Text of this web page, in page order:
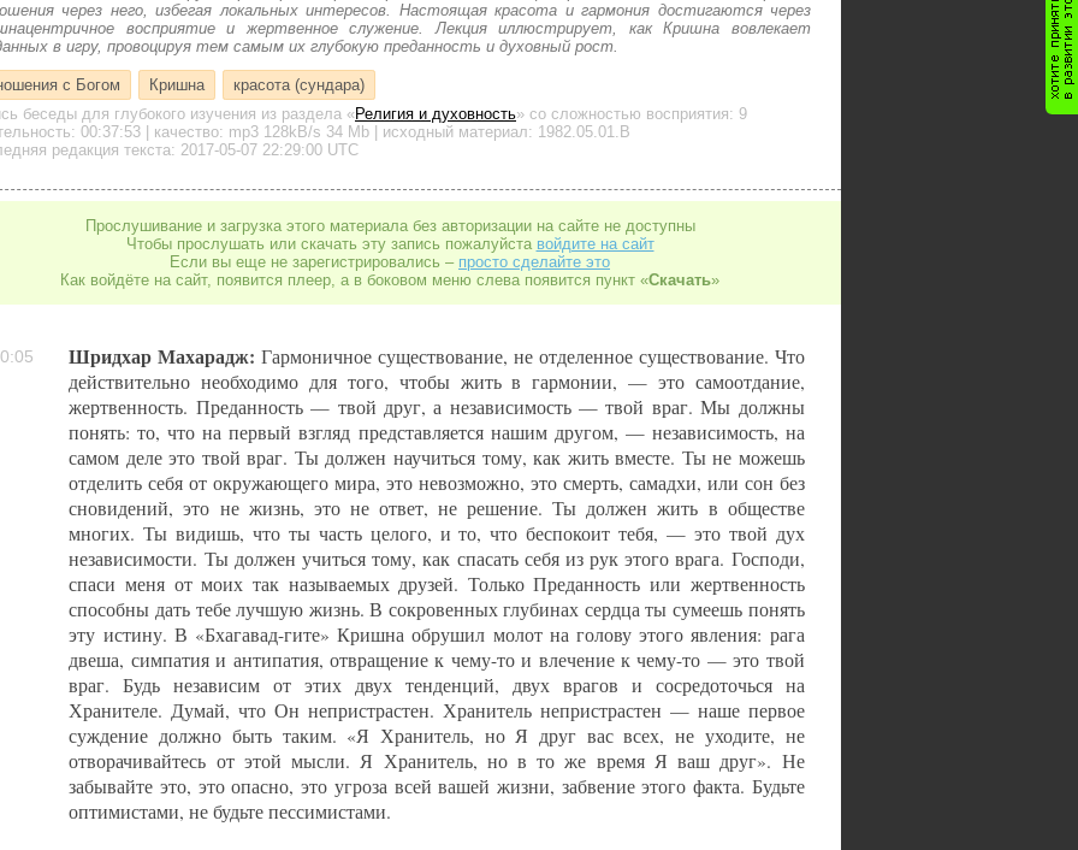
через него, избегая локальных интересов. Настоящая красота и гармония достигаются через
восприятие и жертвенное служение. Лекция иллюстрирует, как Кришна вовлекает
в игру, провоцируя тем самым их глубокую преданность и духовный рост.
с Богом Кришна
красота (сундара)
беседы для глубокого изучения из раздела «Религия и духовность» со сложностью восприятия: 9
00:37:53 | качество: mp3 128kB/s 34 Mb | исходный материал: 1982.05.01.B
редакция текста: 2017-05-07 22:29:00 UTC
Прослушивание и загрузка этого материала без авторизации на сайте не доступны
Чтобы прослушать или скачать эту запись пожалуйста войдите на сайт
Если вы еще не зарегистрировались – просто сделайте это
Как войдёте на сайт, появится плеер, а в боковом меню слева появится пункт «Скачать»
Шридхар Махарадж: Гармоничное существование, не отделенное существование. Что
действительно необходимо для того, чтобы жить в гармонии, — это самоотдание,
жертвенность. Преданность — твой друг, а независимость — твой враг. Мы должны
понять: то, что на первый взгляд представляется нашим другом, — независимость, на
самом деле это твой враг. Ты должен научиться тому, как жить вместе. Ты не можешь
отделить себя от окружающего мира, это невозможно, это смерть, самадхи, или сон без
сновидений, это не жизнь, это не ответ, не решение. Ты должен жить в обществе
многих. Ты видишь, что ты часть целого, и то, что беспокоит тебя, — это твой дух
независимости. Ты должен учиться тому, как спасать себя из рук этого врага. Господи,
спаси меня от моих так называемых друзей. Только Преданность или жертвенность
способны дать тебе лучшую жизнь. В сокровенных глубинах сердца ты сумеешь понять
эту истину. В «Бхагавад-гите» Кришна обрушил молот на голову этого явления: рага
двеша, симпатия и антипатия, отвращение к чему-то и влечение к чему-то — это твой
враг. Будь независим от этих двух тенденций, двух врагов и сосредоточься на
Хранителе. Думай, что Он непристрастен. Хранитель непристрастен — наше первое
суждение должно быть таким. «Я Хранитель, но Я друг вас всех, не уходите, не
отворачивайтесь от этой мысли. Я Хранитель, но в то же время Я ваш друг». Не
забывайте это, это опасно, это угроза всей вашей жизни, забвение этого факта. Будьте
оптимистами, не будьте пессимистами.